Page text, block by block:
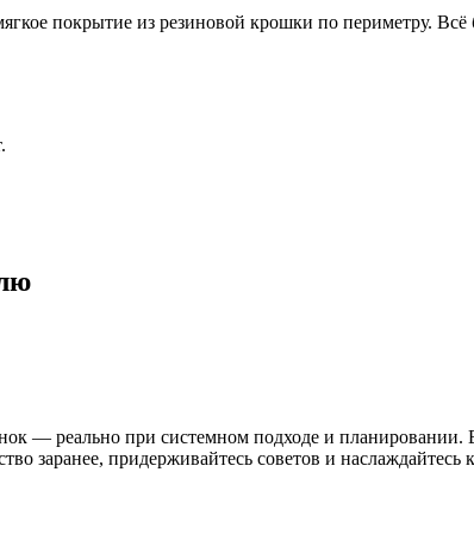
покрытие из резиновой крошки по периметру.
— реально при системном подходе и
заранее, придерживайтесь советов и